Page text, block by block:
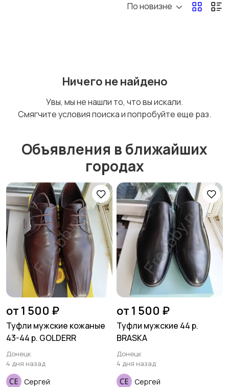
Нижнее белье
Спецодежда Спортивная одежда
Футболки и поло Штаны и шорты
Другое
По новизне
Ничего не найдено
Увы, мы не нашли то, что вы искали.
Смягчите условия поиска и попробуйте еще раз.
Объявления в ближайших
городах
от 1 500 ₽
Туфли мужские кожаные
43-44 р. GOLDERR
Донецк
4 дня назад
Сергей
от 1 500 ₽
Туфли мужские 44 р.
BRASKA
Донецк
4 дня назад
Сергей